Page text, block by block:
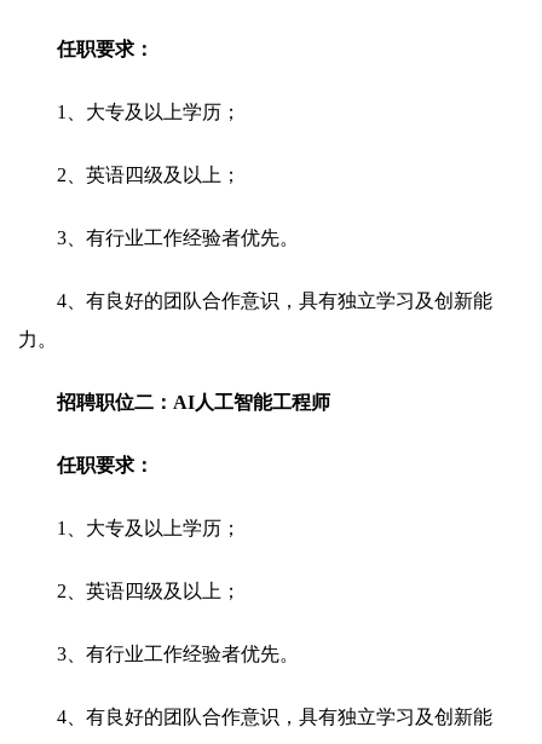
任职要求：
1、大专及以上学历；
2、英语四级及以上；
3、有行业工作经验者优先。
4、有良好的团队合作意识，具有独立学习及创新能
力。
招聘职位二：AI人工智能工程师
任职要求：
1、大专及以上学历；
2、英语四级及以上；
3、有行业工作经验者优先。
4、有良好的团队合作意识，具有独立学习及创新能